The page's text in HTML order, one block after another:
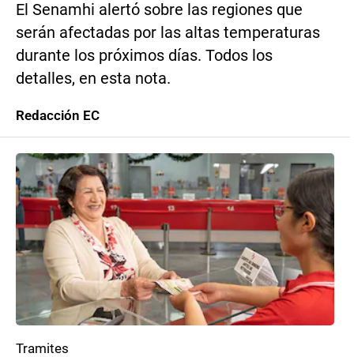
El Senamhi alertó sobre las regiones que
serán afectadas por las altas temperaturas
durante los próximos días. Todos los
detalles, en esta nota.
Redacción EC
Tramites